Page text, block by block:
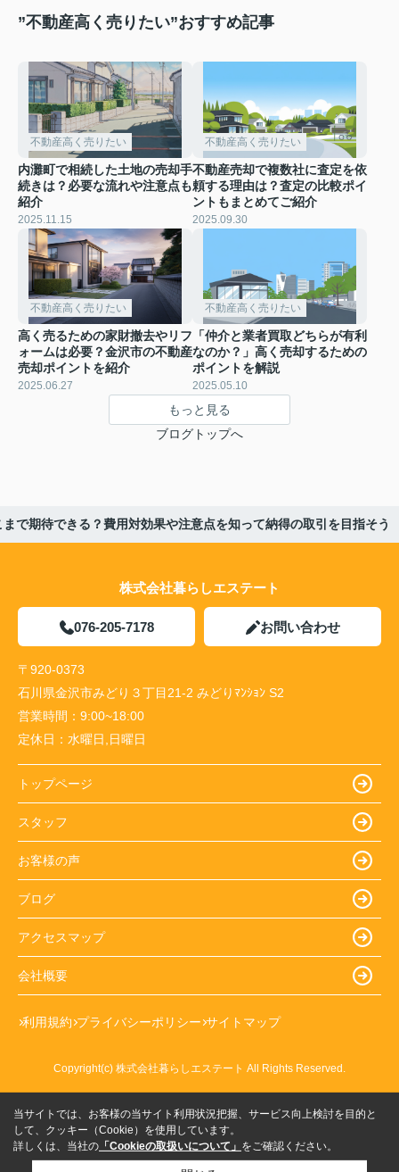
”不動産高く売りたい”おすすめ記事
不動産高く売りたい
内灘町で相続した土地の売却手
続きは？必要な流れや注意点も
紹介
2025.11.15
不動産高く売りたい
不動産売却で複数社に査定を依
頼する理由は？査定の比較ポイ
ントもまとめてご紹介
2025.09.30
不動産高く売りたい
高く売るための家財撤去やリフ
ォームは必要？金沢市の不動産
売却ポイントを紹介
2025.06.27
不動産高く売りたい
「仲介と業者買取どちらが有利
なのか？」高く売却するための
ポイントを解説
2025.05.10
もっと見る
ブログトップへ
で期待できる？費用対効果や注意点を知って納得の取引を目指そう
株式会社暮らしエステート
076-205-7178 お問い合わせ
〒920-0373
石川県金沢市みどり３丁目21-2 みどりﾏﾝｼｮﾝ S2
営業時間： 9:00~18:00
定休日： 水曜日,日曜日
トップページ
スタッフ
お客様の声
ブログ
アクセスマップ
会社概要
利用規約 プライバシーポリシー サイトマップ
Copyright(c) 株式会社暮らしエステート All Rights Reserved.
当サイトでは、お客様の当サイト利用状況把握、サービス向上検討を目的と
して、クッキー（Cookie）を使用しています。
詳しくは、当社の 「Cookieの取扱いについて」 をご確認ください。